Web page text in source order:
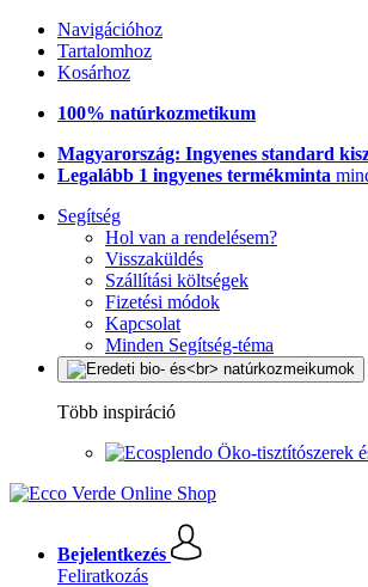
Navigációhoz
Tartalomhoz
Kosárhoz
100% natúrkozmetikum
Magyarország: Ingyenes standard
Legalább 1 ingyenes termékminta
Segítség
Hol van a rendelésem?
Visszaküldés
Szállítási költségek
Fizetési módok
Kapcsolat
Minden Segítség-téma
Több inspiráció
Öko-tisztítószerek
Bejelentkezés
Feliratkozás